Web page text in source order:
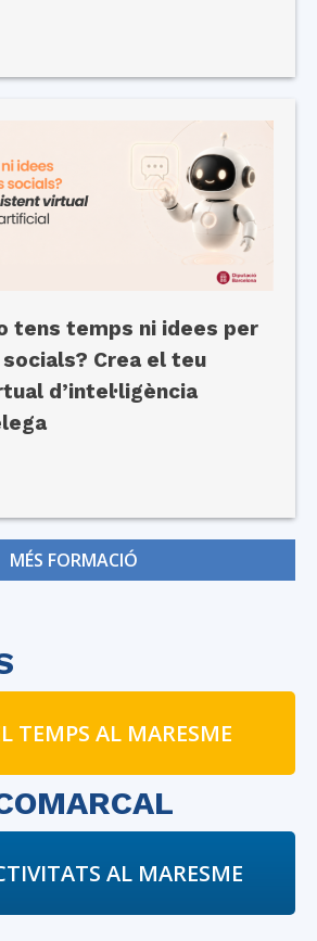
tens temps ni idees per
Crea el teu
d’intel·ligència
MÉS FORMACIÓ
TEMPS AL MARESME
AL MARESME